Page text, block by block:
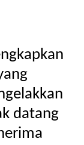
datang